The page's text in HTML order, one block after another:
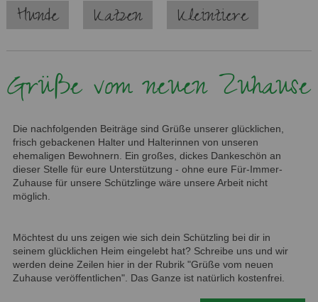
Hunde
Katzen Kleintiere
Grüße vom neuen Zuhause
Die nachfolgenden Beiträge sind Grüße unserer glücklichen,
frisch gebackenen Halter und Halterinnen von unseren
ehemaligen Bewohnern. Ein großes, dickes Dankeschön an
dieser Stelle für eure Unterstützung - ohne eure Für-Immer-
Zuhause für unsere Schützlinge wäre unsere Arbeit nicht
möglich.
Möchtest du uns zeigen wie sich dein Schützling bei dir in
seinem glücklichen Heim eingelebt hat? Schreibe uns und wir
werden deine Zeilen hier in der Rubrik "Grüße vom neuen
Zuhause veröffentlichen". Das Ganze ist natürlich kostenfrei.